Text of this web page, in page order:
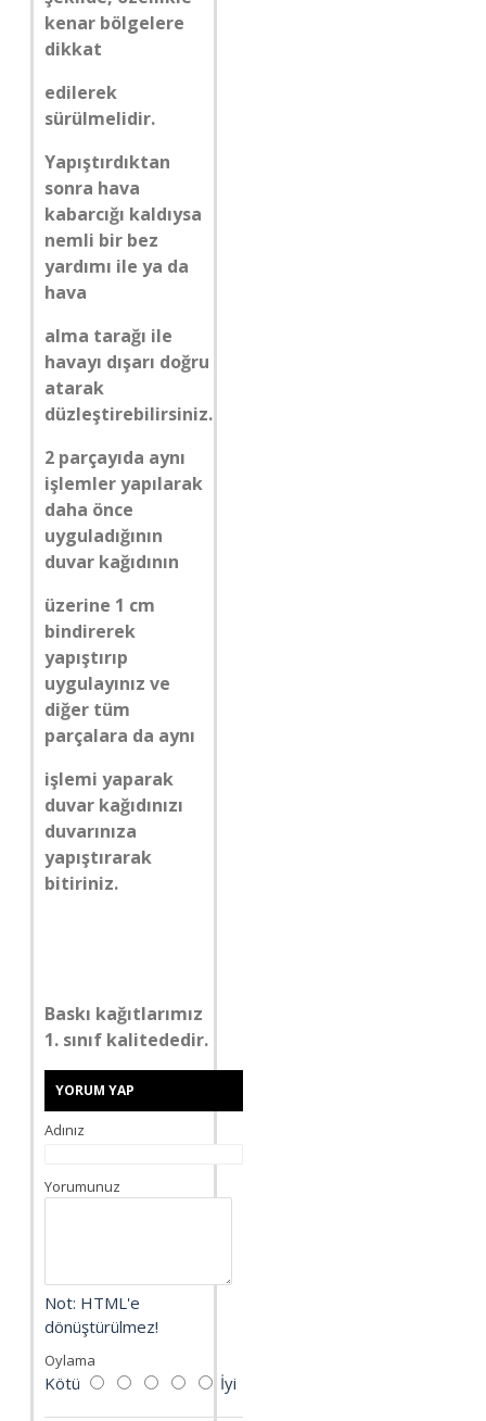
kenar bölgelere
dikkat
edilerek
sürülmelidir.
Yapıştırdıktan
sonra hava
kabarcığı kaldıysa
nemli bir bez
yardımı ile ya da
hava
alma tarağı ile
havayı dışarı doğru
atarak
düzleştirebilirsiniz.
2 parçayıda aynı
işlemler yapılarak
daha önce
uyguladığının
duvar kağıdının
üzerine 1 cm
bindirerek
yapıştırıp
uygulayınız ve
diğer tüm
parçalara da aynı
işlemi yaparak
duvar kağıdınızı
duvarınıza
yapıştırarak
bitiriniz.
Baskı kağıtlarımız
1. sınıf kalitededir.
YORUM YAP
Adınız
Yorumunuz
Not: HTML'e
dönüştürülmez!
Oylama
Kötü İyi